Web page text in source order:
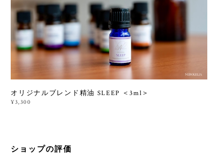
オリジナルブレンド精油 SLEEP ＜3ml＞
¥3,300
ショップの評価